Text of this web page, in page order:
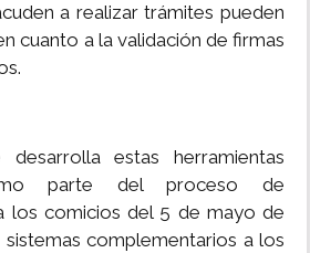
a realizar trámites pueden
cuanto a la validación de firmas
estas herramientas
parte del proceso de
los comicios del 5 de mayo de
sistemas complementarios a los